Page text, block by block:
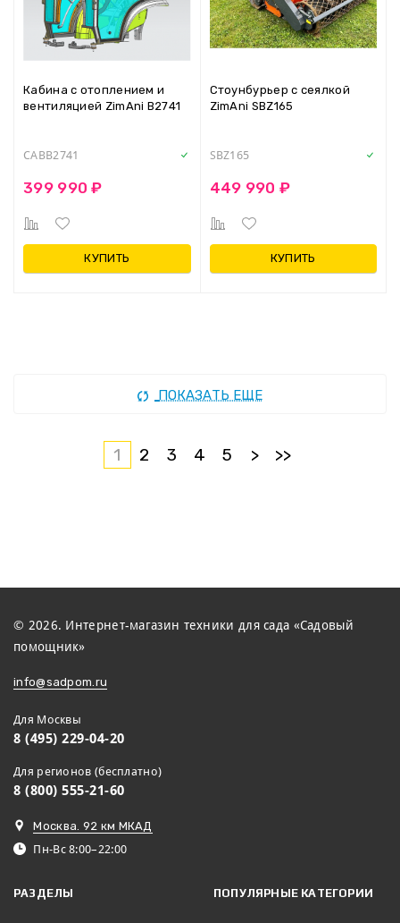
Кабина с отоплением и
вентиляцией ZimAni B2741
CABB2741
399 990 ₽
КУПИТЬ
Стоунбурьер с сеялкой
ZimAni SBZ165
SBZ165
449 990 ₽
КУПИТЬ
ПОКАЗАТЬ ЕЩЕ
1 2 3 4 5 > >>
© 2026. Интернет-магазин техники для сада «Садовый
помощник»
info@sadpom.ru
Для Москвы
8 (495) 229-04-20
Для регионов (бесплатно)
8 (800) 555-21-60
Москва. 92 км МКАД
Пн-Вс 8:00–22:00
РАЗДЕЛЫ ПОПУЛЯРНЫЕ КАТЕГОРИИ